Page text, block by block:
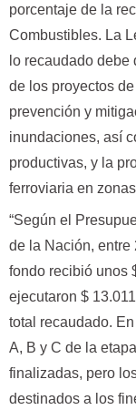
porcentaje de la
Combustibles. La
lo recaudado
de los proyectos
prevención y
inundaciones, así
productivas, y la
ferroviaria en
“Según el
de la Nación, entre
fondo recibió unos
ejecutaron $
total recaudado.
A, B y C de la
finalizadas, pero
destinados a los